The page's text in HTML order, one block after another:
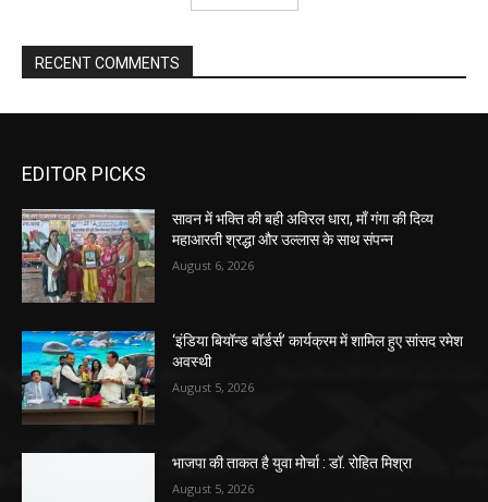
RECENT COMMENTS
EDITOR PICKS
सावन में भक्ति की बही अविरल धारा, माँ गंगा की दिव्य
महाआरती श्रद्धा और उल्लास के साथ संपन्न
August 6, 2026
‘इंडिया बियॉन्ड बॉर्डर्स’ कार्यक्रम में शामिल हुए सांसद रमेश
अवस्थी
August 5, 2026
भाजपा की ताकत है युवा मोर्चा : डॉ. रोहित मिश्रा
August 5, 2026